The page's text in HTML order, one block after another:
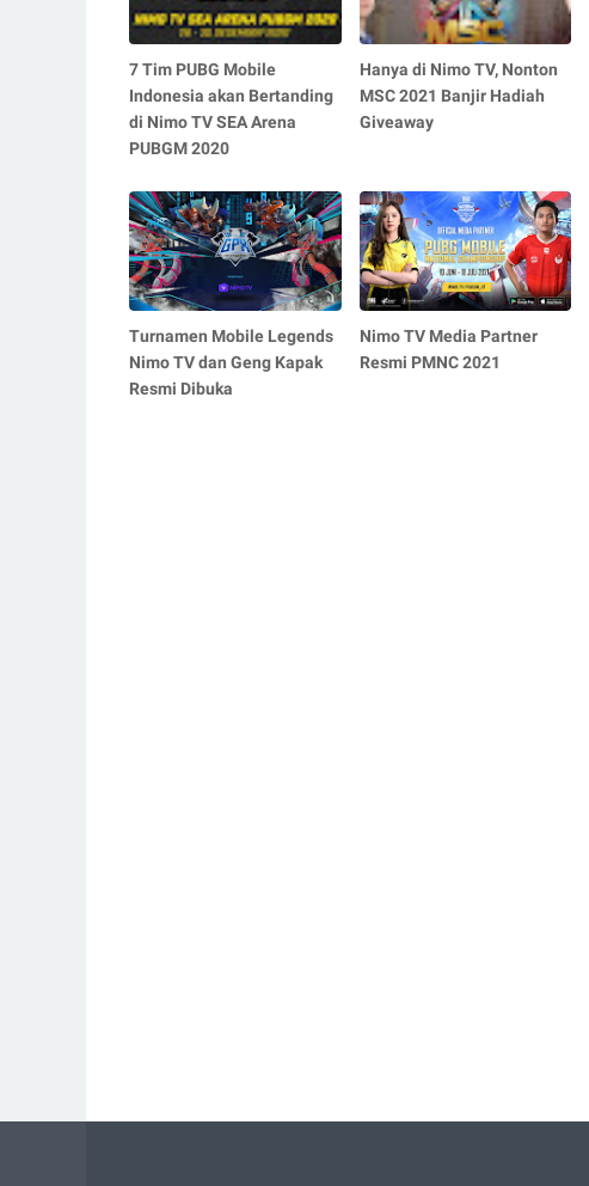
7 Tim PUBG Mobile
Indonesia akan Bertanding
di Nimo TV SEA Arena
PUBGM 2020
Hanya di Nimo TV, Nonton
MSC 2021 Banjir Hadiah
Giveaway
Turnamen Mobile Legends
Nimo TV dan Geng Kapak
Resmi Dibuka
Nimo TV Media Partner
Resmi PMNC 2021